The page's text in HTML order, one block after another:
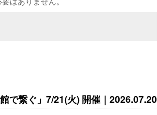
で繋ぐ」7/21(火) 開催｜2026.07.20